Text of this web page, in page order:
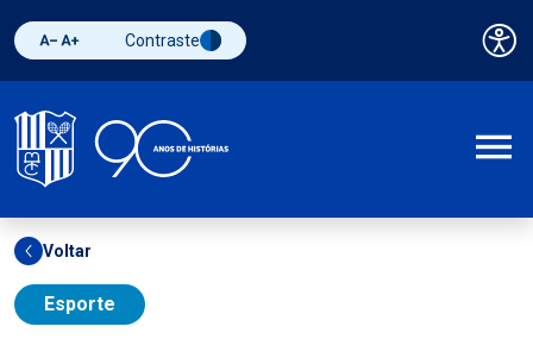
Diminuir fonte
Aumentar fonteAlternar contraste
Contraste
Voltar
Esporte